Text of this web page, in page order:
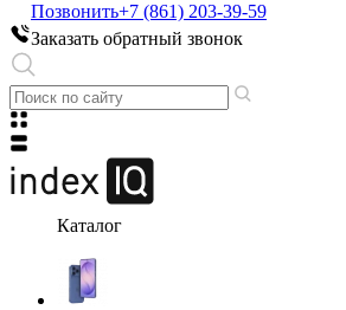
Позвонить+7 (861) 203-39-59
Заказать обратный звонок
Каталог